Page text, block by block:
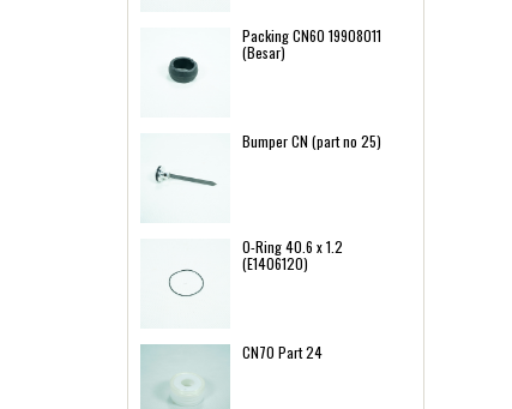
Packing CN60 19908011
(Besar)
Bumper CN (part no 25)
O-Ring 40.6 x 1.2
(E1406120)
CN70 Part 24